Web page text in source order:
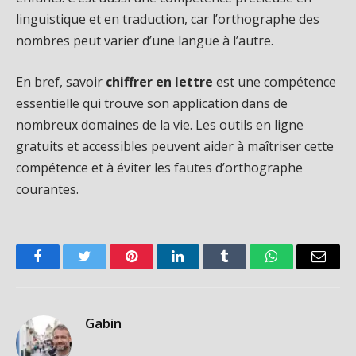
linguistique et en traduction, car l’orthographe des
nombres peut varier d’une langue à l’autre.
En bref, savoir chiffrer en lettre est une compétence
essentielle qui trouve son application dans de
nombreux domaines de la vie. Les outils en ligne
gratuits et accessibles peuvent aider à maîtriser cette
compétence et à éviter les fautes d’orthographe
courantes.
FacebookTwitter PinterestLinkedInTumblr WhatsAppEmail
Gabin